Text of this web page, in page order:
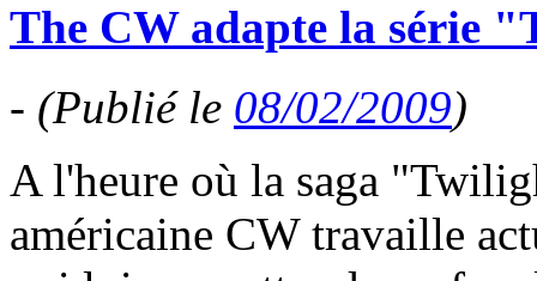
The CW adapte la série
- (Publié le 08/02/2009)
A l'heure où la saga
américaine CW travaille